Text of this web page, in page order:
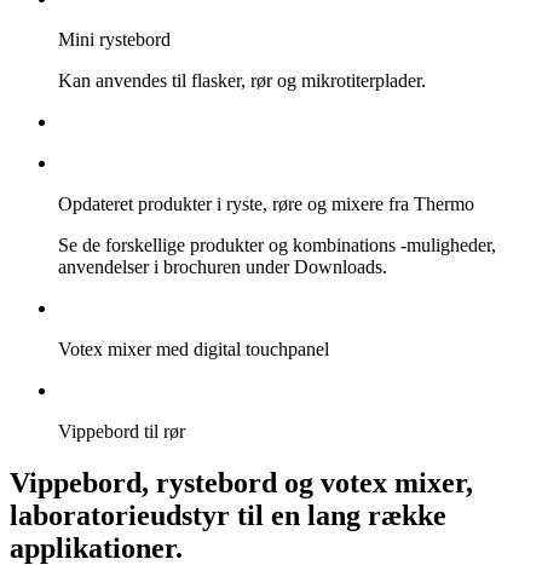
Mini rystebord
Kan anvendes til flasker, rør og mikrotiterplader.
Opdateret produkter i ryste, røre og mixere fra Thermo
Se de forskellige produkter og kombinations -muligheder,
anvendelser i brochuren under Downloads.
Votex mixer med digital touchpanel
Vippebord til rør
Vippebord, rystebord og votex mixer,
laboratorieudstyr til en lang række
applikationer.